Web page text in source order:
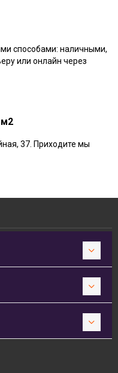
способами: наличными,
или онлайн через
37. Приходите мы